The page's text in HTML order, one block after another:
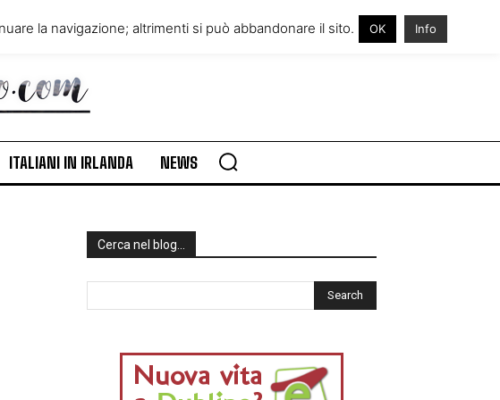
VISITARE L’IRLANDA
NEWS
ITALIANI IN IRLANDA NEWS
Cerca nel blog…
la navigazione; altrimenti si può abbandonare il sito. OK Info